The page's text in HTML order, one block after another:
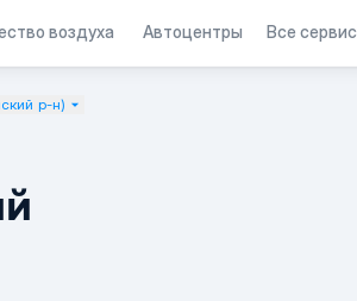
воздуха Автоцентры Все
р-н)